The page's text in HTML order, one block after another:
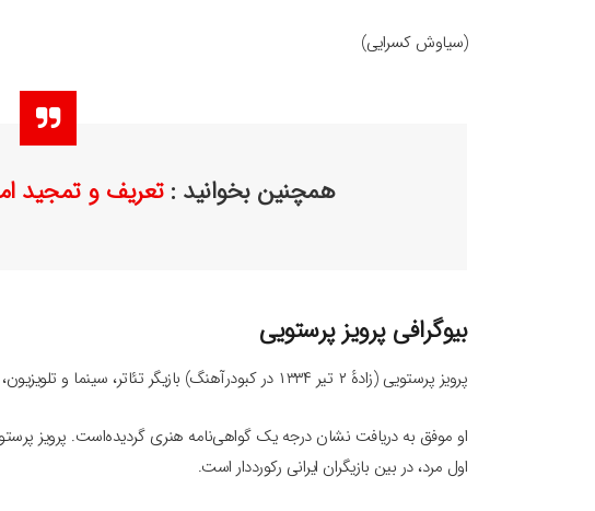
(سیاوش کسرایی)
همچنین بخوانید :تعریف و تمجید
بیوگرافی پرویز پرستویی
پرویز پرستویی (زادهٔ ۲ تیر ۱۳۳۴ در کبودرآهنگ) بازیگر تئاتر، سینما و تلویزیون، خواننده و گوینده ایرانی است.
او موفق به دریافت نشان درجه یک گواهی‌نامه هنری گردیده‌است. پرویز
اول مرد، در بین بازیگران ایرانی رکورددار است.